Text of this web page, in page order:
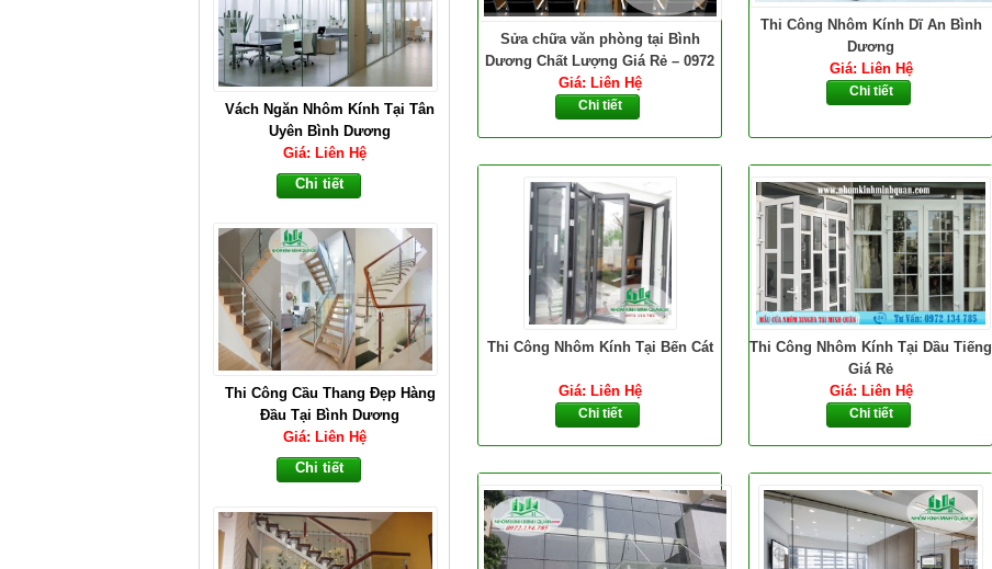
Sửa chữa văn phòng tại Bình
Dương Chất Lượng Giá Rẻ – 0972
134 785
Giá: Liên Hệ
Chi tiết
Thi Công Nhôm Kính Dĩ An Bình
Dương
Giá: Liên Hệ
Chi tiết
Thi Công Nhôm Kính Tại Bến Cát
Giá: Liên Hệ
Chi tiết
Thi Công Nhôm Kính Tại Dầu Tiếng
Giá Rẻ
Giá: Liên Hệ
Chi tiết
Vách Ngăn Nhôm Kính Tại Tân
Uyên Bình Dương
Giá: Liên Hệ
Chi tiết
Thi Công Cầu Thang Đẹp Hàng
Đầu Tại Bình Dương
Giá: Liên Hệ
Chi tiết